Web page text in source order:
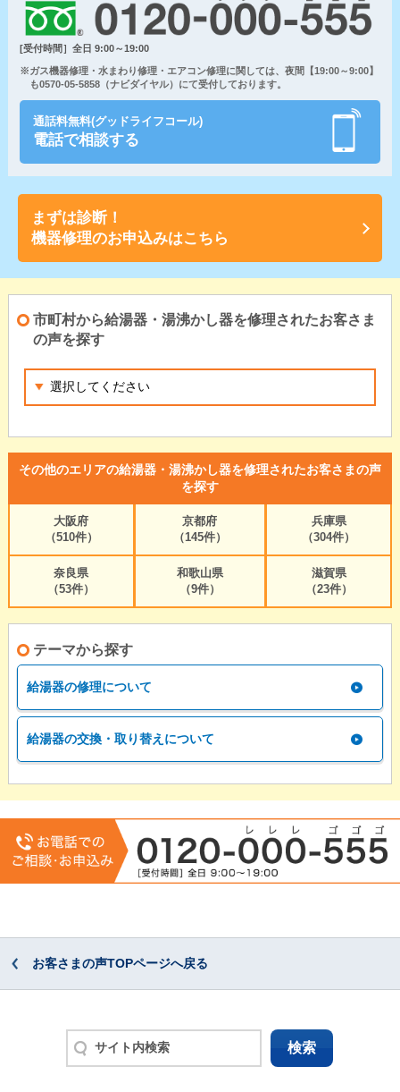
[受付時間］全日 9:00～19:00
※ガス機器修理・水まわり修理・エアコン修理に関しては、夜間【19:00～9:00】
も0570-05-5858（ナビダイヤル）にて受付しております。
通話料無料(グッドライフコール)
電話で相談する
まずは診断！
機器修理のお申込みはこちら
市町村から給湯器・湯沸かし器を修理されたお客さま
の声を探す
その他のエリアの給湯器・湯沸かし器を修理されたお客さまの声
を探す
大阪府
（510件）
京都府
（145件）
兵庫県
（304件）
奈良県
（53件）
和歌山県
（9件）
滋賀県
（23件）
テーマから探す
給湯器の修理について
給湯器の交換・取り替えについて
お客さまの声TOPページへ戻る